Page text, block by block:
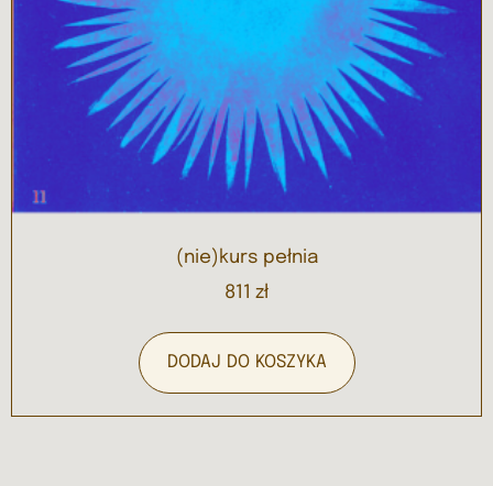
(nie)kurs pełnia
811 zł
DODAJ DO KOSZYKA